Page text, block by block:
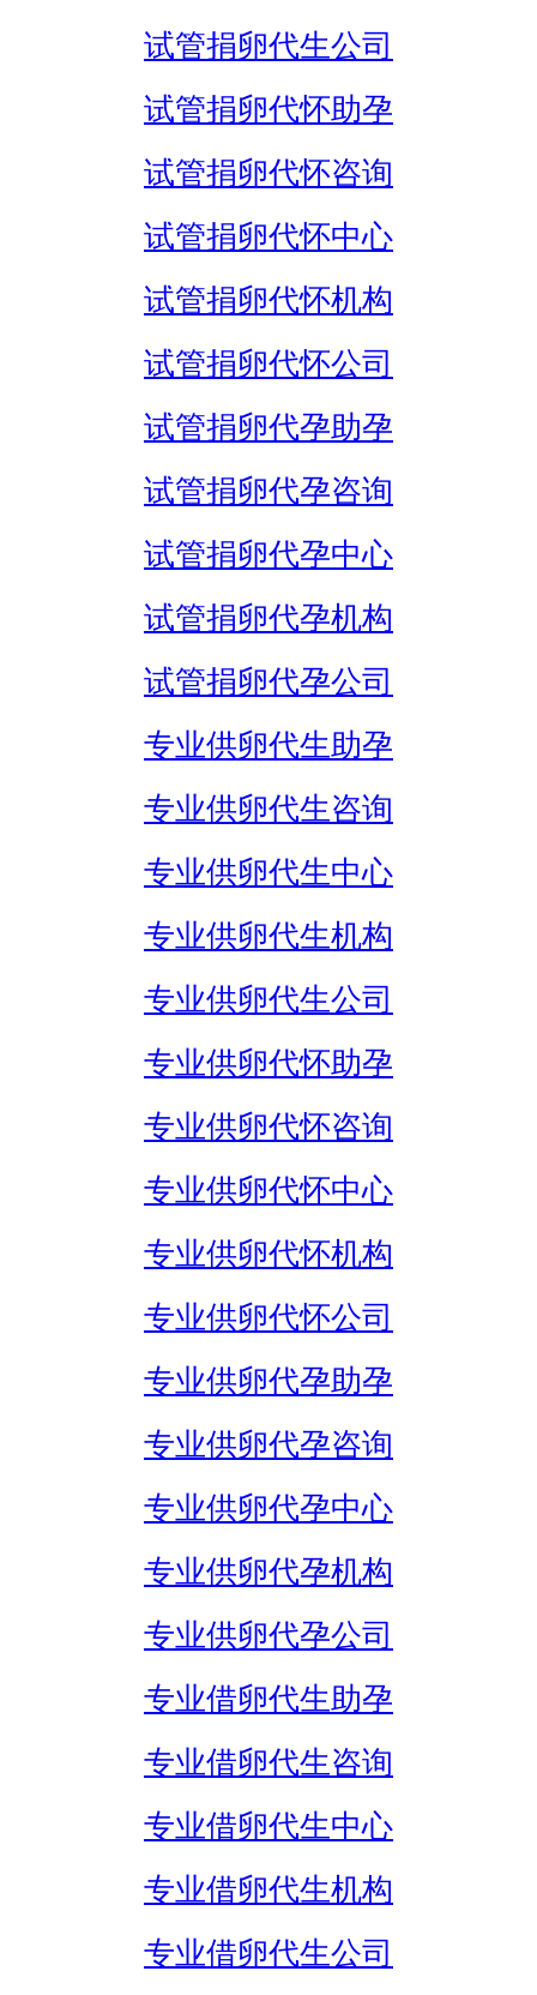
试管捐卵代生公司
试管捐卵代怀助孕
试管捐卵代怀咨询
试管捐卵代怀中心
试管捐卵代怀机构
试管捐卵代怀公司
试管捐卵代孕助孕
试管捐卵代孕咨询
试管捐卵代孕中心
试管捐卵代孕机构
试管捐卵代孕公司
专业供卵代生助孕
专业供卵代生咨询
专业供卵代生中心
专业供卵代生机构
专业供卵代生公司
专业供卵代怀助孕
专业供卵代怀咨询
专业供卵代怀中心
专业供卵代怀机构
专业供卵代怀公司
专业供卵代孕助孕
专业供卵代孕咨询
专业供卵代孕中心
专业供卵代孕机构
专业供卵代孕公司
专业借卵代生助孕
专业借卵代生咨询
专业借卵代生中心
专业借卵代生机构
专业借卵代生公司